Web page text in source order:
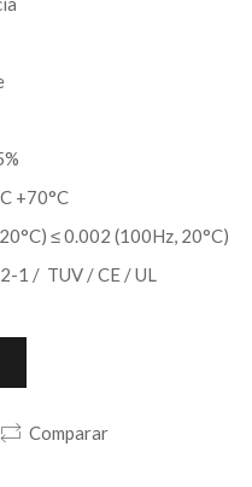
+70°C
≤ 0.002 (100Hz, 20°C)
1 / TUV / CE / UL
Comparar